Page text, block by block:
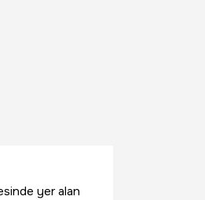
yer alan